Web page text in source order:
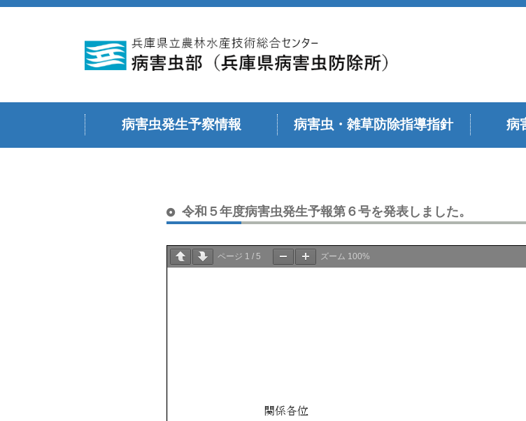
病害虫発生予察情報 病害虫・雑草防除指導指針 病
令和５年度病害虫発生予報第６号を発表しました。
ページ 1 / 5 ズーム 100%